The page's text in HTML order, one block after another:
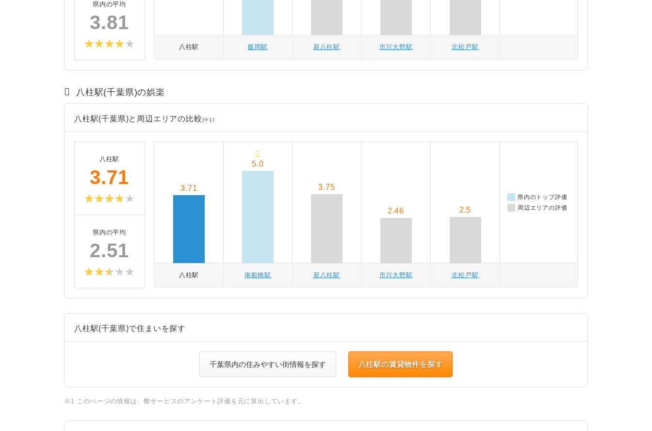
県内の平均
3.81
八柱駅 飯岡駅 新八柱駅 市川大野駅 北松戸駅
八柱駅(千葉県)の娯楽
八柱駅(千葉県)と周辺エリアの比較(※1)
八柱駅
3.71
県内の平均
2.51
八柱駅 南船橋駅 新八柱駅 市川大野駅 北松戸駅
3.71
5.0
3.75
2.46 2.5
県内のトップ評価
周辺エリアの評価
八柱駅(千葉県)で住まいを探す
千葉県内の住みやすい街情報を探す 八柱駅の賃貸物件を探す
※1 このページの情報は、弊サービスのアンケート評価を元に算出しています。